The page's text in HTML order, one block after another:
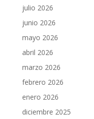
julio 2026
junio 2026
mayo 2026
abril 2026
marzo 2026
febrero 2026
enero 2026
diciembre 2025